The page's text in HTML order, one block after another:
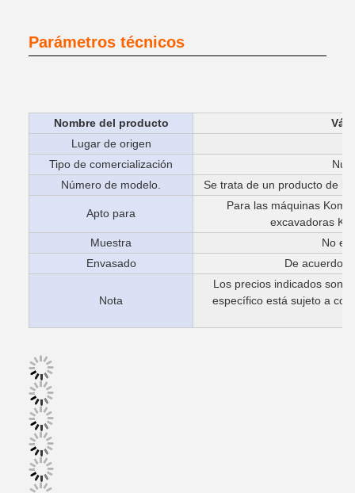
Parámetros técnicos
Nombre del producto
Lugar de origen
Tipo de comercialización
Número de modelo.
Se trata de un producto de
Apto para
Para las máquinas
excavadoras
Muestra
No
Envasado
De acuerdo
Nota
Los precios indicados son
específico está sujeto a